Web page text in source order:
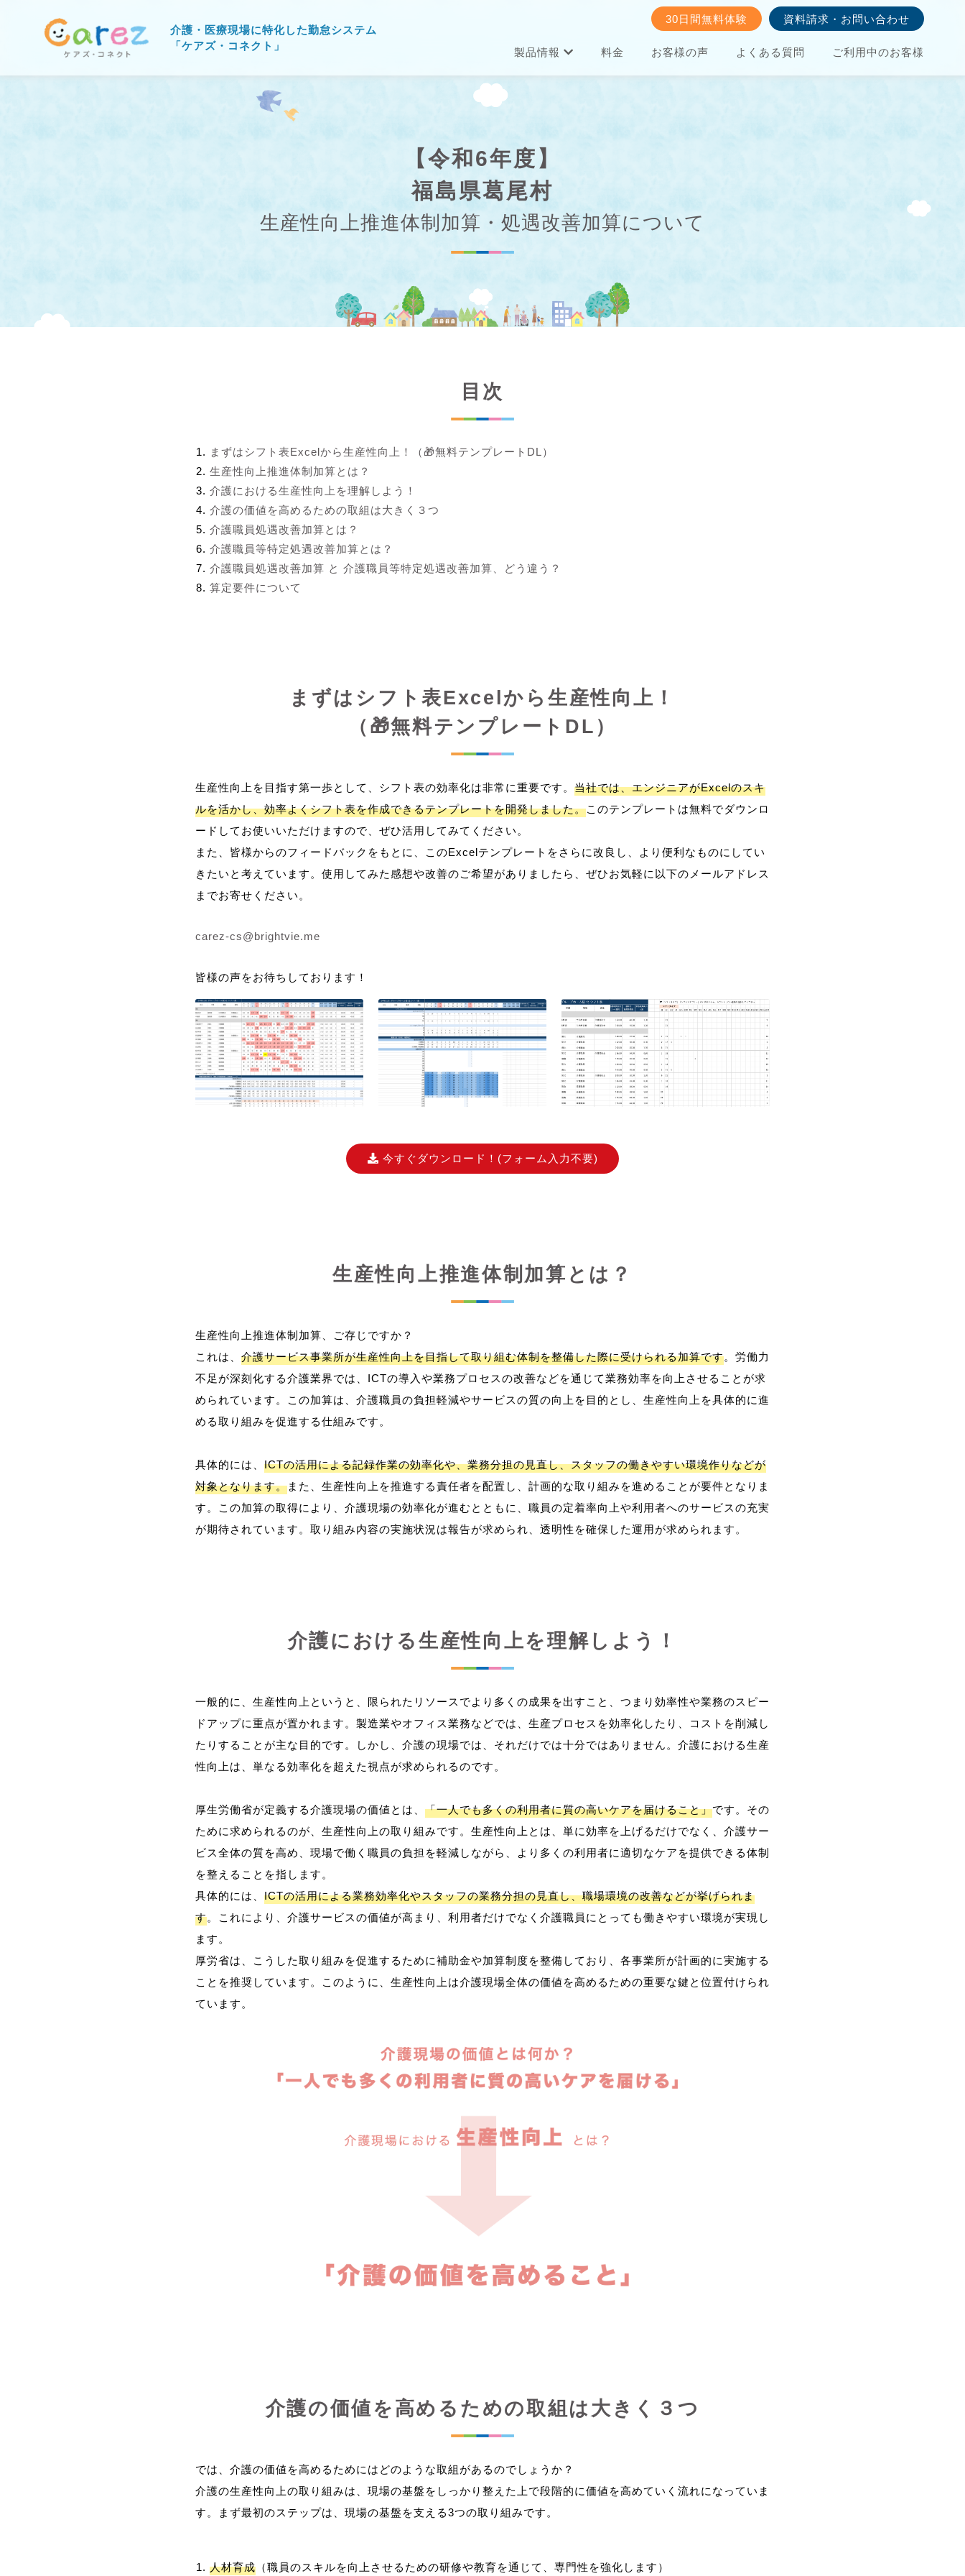
介護・医療現場に特化した勤怠システム
「ケアズ・コネクト」
製品情報 料金 お客様の声 よくある質問 ご利用中のお客様
30日間無料体験 資料請求・お問い合わせ
【令和6年度】
福島県葛尾村
生産性向上推進体制加算・処遇改善加算について
目次
まずはシフト表Excelから生産性向上！（🎁無料テンプレートDL）
生産性向上推進体制加算とは？
介護における生産性向上を理解しよう！
介護の価値を高めるための取組は大きく３つ
介護職員処遇改善加算とは？
介護職員等特定処遇改善加算とは？
介護職員処遇改善加算 と 介護職員等特定処遇改善加算、どう違う？
算定要件について
まずはシフト表Excelから生産性向上！
（🎁無料テンプレートDL）
生産性向上を目指す第一歩として、シフト表の効率化は非常に重要です。 当社では、エンジニアがExcelのスキ
ルを活かし、効率よくシフト表を作成できるテンプレートを開発しました。このテンプレートは無料でダウンロ
ードしてお使いいただけますので、ぜひ活用してみてください。
また、皆様からのフィードバックをもとに、このExcelテンプレートをさらに改良し、より便利なものにしてい
きたいと考えています。使用してみた感想や改善のご希望がありましたら、ぜひお気軽に以下のメールアドレス
までお寄せください。
carez-cs@brightvie.me
皆様の声をお待ちしております！
今すぐダウンロード！ (フォーム入力不要)
生産性向上推進体制加算とは？
生産性向上推進体制加算、ご存じですか？
これは、 介護サービス事業所が生産性向上を目指して取り組む体制を整備した際に受けられる加算です。労働力
不足が深刻化する介護業界では、ICTの導入や業務プロセスの改善などを通じて業務効率を向上させることが求
められています。この加算は、介護職員の負担軽減やサービスの質の向上を目的とし、生産性向上を具体的に進
める取り組みを促進する仕組みです。
具体的には、 ICTの活用による記録作業の効率化や、業務分担の見直し、スタッフの働きやすい環境作りなどが
対象となります。また、生産性向上を推進する責任者を配置し、計画的な取り組みを進めることが要件となりま
す。この加算の取得により、介護現場の効率化が進むとともに、職員の定着率向上や利用者へのサービスの充実
介護における生産性向上を理解しよう！
一般的に、生産性向上というと、限られたリソースでより多くの成果を出すこと、つまり効率性や業務のスピー
ドアップに重点が置かれます。製造業やオフィス業務などでは、生産プロセスを効率化したり、コストを削減し
たりすることが主な目的です。しかし、介護の現場では、それだけでは十分ではありません。介護における生産
性向上は、単なる効率化を超えた視点が求められるのです。
厚生労働省が定義する介護現場の価値とは、 「一人でも多くの利用者に質の高いケアを届けること」です。その
ために求められるのが、生産性向上の取り組みです。生産性向上とは、単に効率を上げるだけでなく、介護サー
ビス全体の質を高め、現場で働く職員の負担を軽減しながら、より多くの利用者に適切なケアを提供できる体制
を整えることを指します。
具体的には、 ICTの活用による業務効率化やスタッフの業務分担の見直し、職場環境の改善などが挙げられま
す。これにより、介護サービスの価値が高まり、利用者だけでなく介護職員にとっても働きやすい環境が実現し
ます。
厚労省は、こうした取り組みを促進するために補助金や加算制度を整備しており、各事業所が計画的に実施する
ことを推奨しています。このように、生産性向上は介護現場全体の価値を高めるための重要な鍵と位置付けられ
介護の価値を高めるための取組は大きく３つ
では、介護の価値を高めるためにはどのような取組があるのでしょうか？
介護の生産性向上の取り組みは、現場の基盤をしっかり整えた上で段階的に価値を高めていく流れになっていま
人材育成 （職員のスキルを向上させるための研修や教育を通じて、専門性を強化します）